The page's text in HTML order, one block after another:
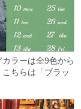
ラーは全9色から
ちらは「ブラッ